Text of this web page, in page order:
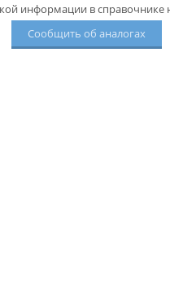
информации в справочнике
Сообщить об аналогах